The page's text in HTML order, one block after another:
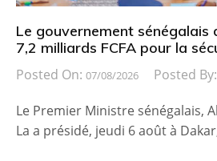
Le gouvernement sénégalais
7,2 milliards FCFA pour la
Posted On: 07/08/2026 Posted By:
Le Premier Ministre sénégalais,
La a présidé, jeudi 6 août à